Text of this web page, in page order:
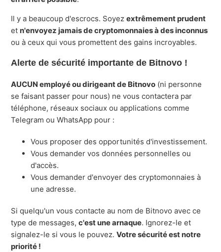
Il y a beaucoup d'escrocs. Soyezextrêmement prudent
et n'envoyez jamais de cryptomonnaies à des inconnus
ou à ceux qui vous promettent des gains incroyables.
Alerte de sécurité importante de Bitnovo !
AUCUN employé ou dirigeant de Bitnovo (ni personne
se faisant passer pour nous) ne vous contactera par
téléphone, réseaux sociaux ou applications comme
Telegram ou WhatsApp pour :
Vous proposer des opportunités d'investissement.
Vous demander vos données personnelles ou
d'accès.
Vous demander d'envoyer des cryptomonnaies à
une adresse.
Si quelqu'un vous contacte au nom de Bitnovo avec ce
type de messages,c'est une arnaque. Ignorez-le et
signalez-le si vous le pouvez.Votre sécurité est notre
priorité !